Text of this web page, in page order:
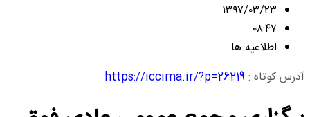
۱۳۹۷/۰۳/۲۳
۰۸:۴۷
اطلاعیه ها
آدرس کوتاه :https://iccima.ir/?p=26219